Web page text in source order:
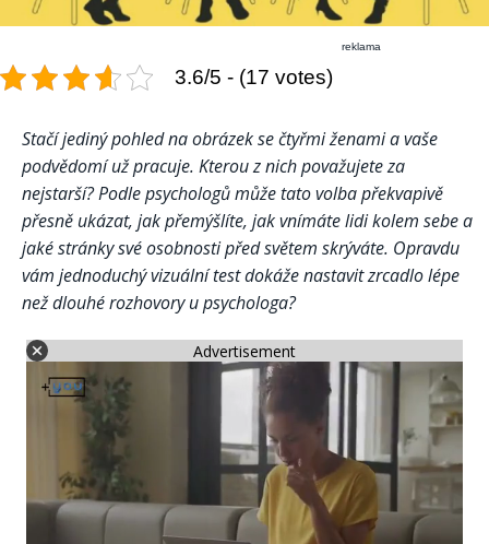
reklama
3.6/5 - (17 votes)
Stačí jediný pohled na obrázek se čtyřmi ženami a vaše
podvědomí už pracuje. Kterou z nich považujete za
nejstarší? Podle psychologů může tato volba překvapivě
přesně ukázat, jak přemýšlíte, jak vnímáte lidi kolem sebe a
jaké stránky své osobnosti před světem skrýváte. Opravdu
vám jednoduchý vizuální test dokáže nastavit zrcadlo lépe
než dlouhé rozhovory u psychologa?
Advertisement